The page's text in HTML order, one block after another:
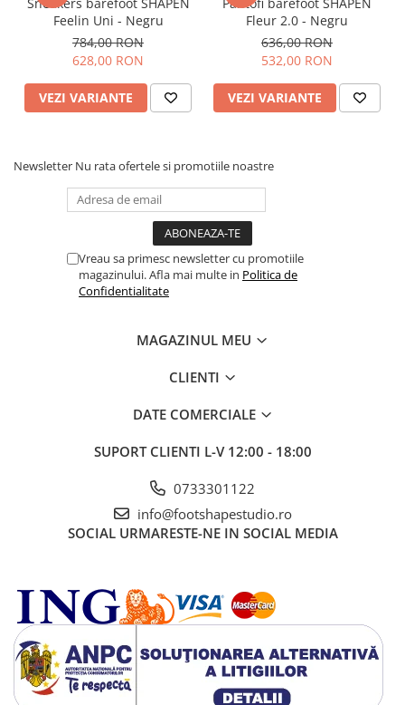
Feelin Uni - Negru
784,00 RON
628,00 RON
VEZI VARIANTE
Fleur 2.0 - Negru
636,00 RON
532,00 RON
VEZI VARIANTE
Newsletter Nu rata ofertele si promotiile noastre
Vreau sa primesc newsletter cu promotiile
magazinului. Afla mai multe in Politica de
Confidentialitate
MAGAZINUL MEU
CLIENTI
DATE COMERCIALE
SUPORT CLIENTI L-V 12:00 - 18:00
0733301122
info@footshapestudio.ro
SOCIAL URMARESTE-NE IN SOCIAL MEDIA